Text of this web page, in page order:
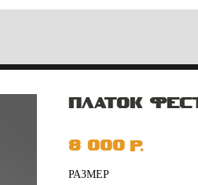
ПЛАТОК
8 000 р.
РАЗМЕР